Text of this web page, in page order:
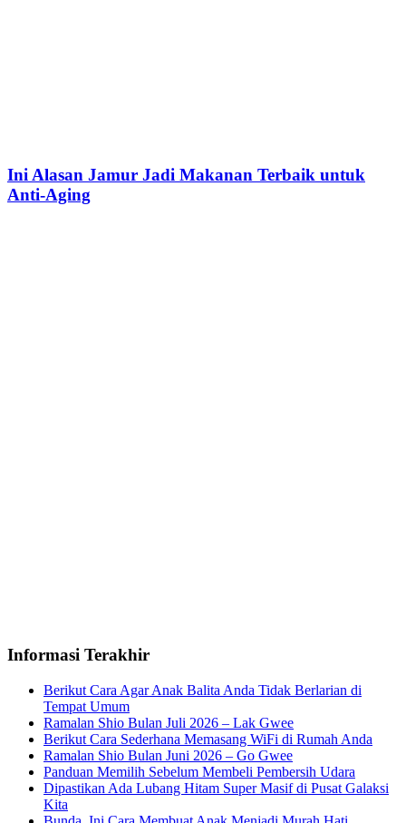
Ini Alasan Jamur Jadi Makanan Terbaik untuk
Anti-Aging
Informasi Terakhir
Berikut Cara Agar Anak Balita Anda Tidak Berlarian di
Tempat Umum
Ramalan Shio Bulan Juli 2026 – Lak Gwee
Berikut Cara Sederhana Memasang WiFi di Rumah Anda
Ramalan Shio Bulan Juni 2026 – Go Gwee
Panduan Memilih Sebelum Membeli Pembersih Udara
Dipastikan Ada Lubang Hitam Super Masif di Pusat Galaksi
Kita